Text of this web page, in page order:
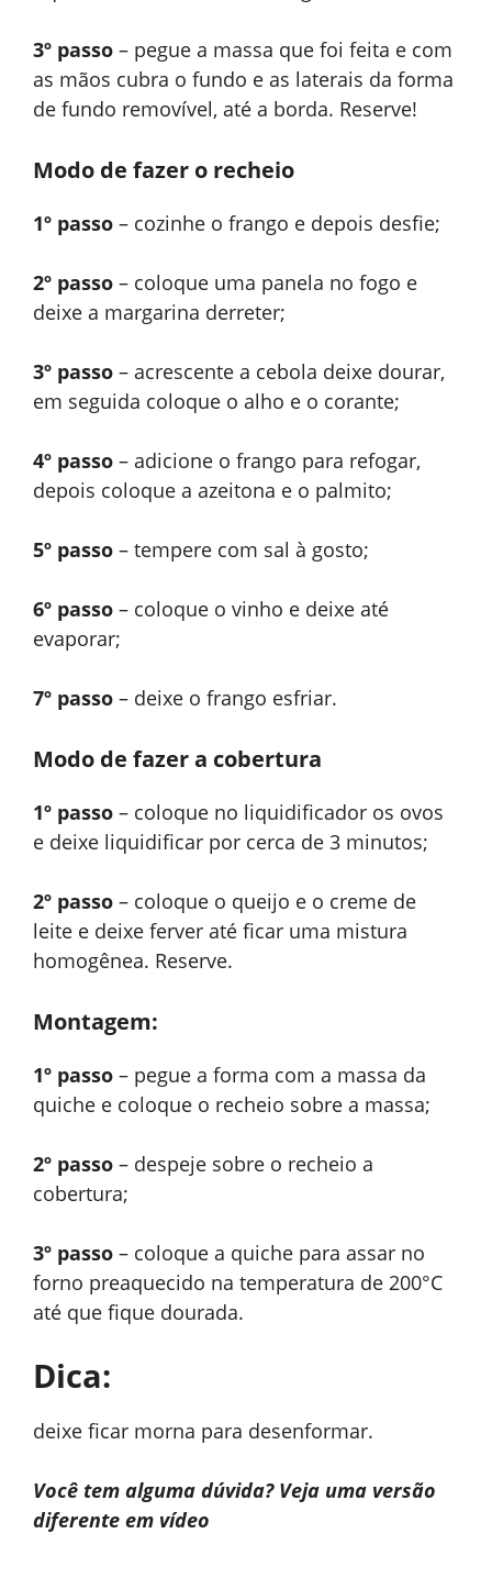
3º passo – pegue a massa que foi feita e com
as mãos cubra o fundo e as laterais da forma
de fundo removível, até a borda. Reserve!
Modo de fazer o recheio
1º passo – cozinhe o frango e depois desfie;
2º passo – coloque uma panela no fogo e
deixe a margarina derreter;
3º passo – acrescente a cebola deixe dourar,
em seguida coloque o alho e o corante;
4º passo – adicione o frango para refogar,
depois coloque a azeitona e o palmito;
5º passo – tempere com sal à gosto;
6º passo – coloque o vinho e deixe até
evaporar;
7º passo – deixe o frango esfriar.
Modo de fazer a cobertura
1º passo – coloque no liquidificador os ovos
e deixe liquidificar por cerca de 3 minutos;
2º passo – coloque o queijo e o creme de
leite e deixe ferver até ficar uma mistura
homogênea. Reserve.
Montagem:
1º passo – pegue a forma com a massa da
quiche e coloque o recheio sobre a massa;
2º passo – despeje sobre o recheio a
cobertura;
3º passo – coloque a quiche para assar no
forno preaquecido na temperatura de 200°C
até que fique dourada.
Dica:
deixe ficar morna para desenformar.
Você tem alguma dúvida? Veja uma versão
diferente em vídeo